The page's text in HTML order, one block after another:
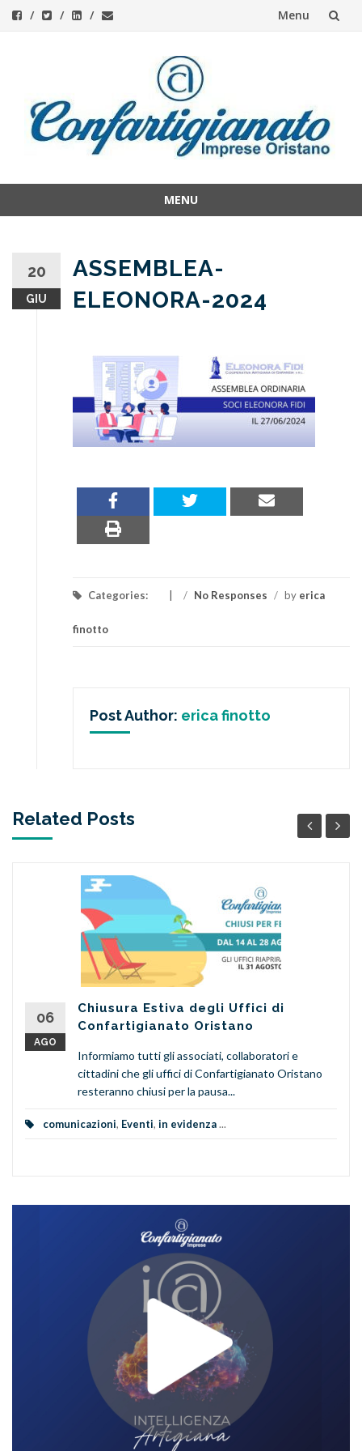
Menu
content
MENU
20
GIU
ASSEMBLEA-
ELEONORA-2024
Categories: / No Responses / by erica
finotto
Post Author: erica finotto
Related Posts
06
AGO
Chiusura Estiva degli Uffici di
Confartigianato Oristano
Informiamo tutti gli associati, collaboratori e
cittadini che gli uffici di Confartigianato Oristano
resteranno chiusi per la pausa...
comunicazioni, Eventi, in evidenza...